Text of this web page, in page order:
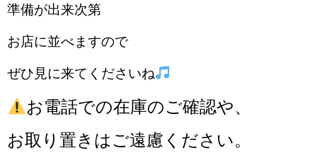
準備が出来次第
お店に並べますので
ぜひ見に来てくださいね
お電話での在庫のご確認や、
お取り置きはご遠慮ください。